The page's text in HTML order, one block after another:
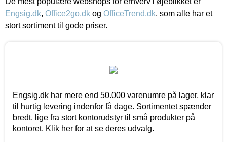
Engsig.dk, Office2go.dk og OfficeTrend.dk, som alle har et
stort sortiment til gode priser.
Engsig.dk har mere end 50.000 varenumre på lager, klar
til hurtig levering indenfor få dage. Sortimentet spænder
bredt, lige fra stort kontorudstyr til små produkter på
kontoret. Klik her for at se deres udvalg.